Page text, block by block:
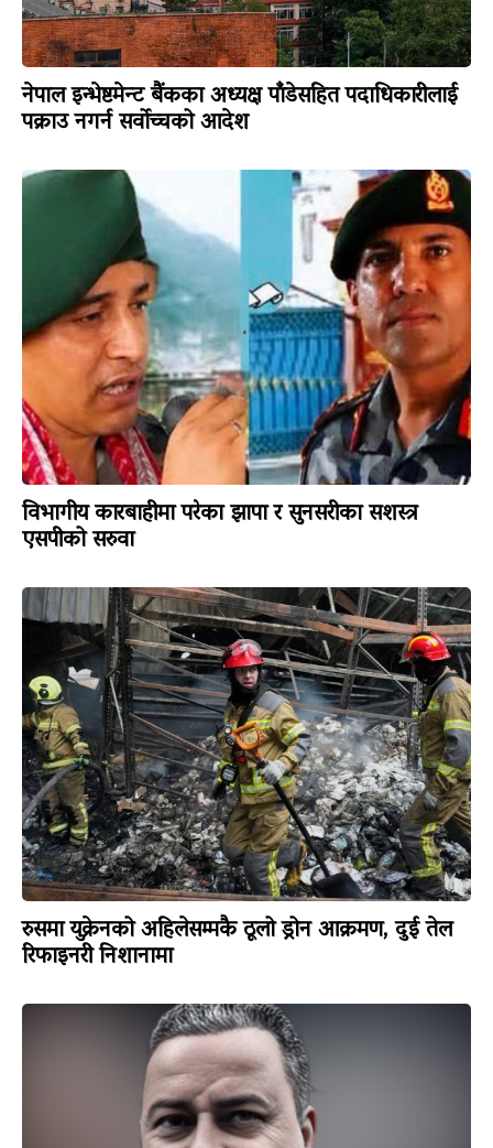
नेपाल इन्भेष्टमेन्ट बैंकका अध्यक्ष पाँडेसहित पदाधिकारीलाई
पक्राउ नगर्न सर्वोच्चको आदेश
विभागीय कारबाहीमा परेका झापा र सुनसरीका सशस्त्र
एसपीको सरुवा
रुसमा युक्रेनको अहिलेसम्मकै ठूलो ड्रोन आक्रमण, दुई तेल
रिफाइनरी निशानामा